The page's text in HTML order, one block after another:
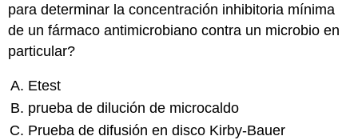
para determinar la concentración inhibitoria mínima
de un fármaco antimicrobiano contra un microbio en
particular?
Etest
prueba de dilución de microcaldo
Prueba de difusión en disco Kirby-Bauer